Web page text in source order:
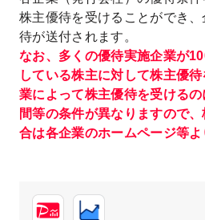
株主優待を受けることができ
待が送付されます。
なお、多くの優待実施企業が
している株主に対して株主優
業によって株主優待を受ける
間等の条件が異なりますので
合は各企業のホームページ等よ